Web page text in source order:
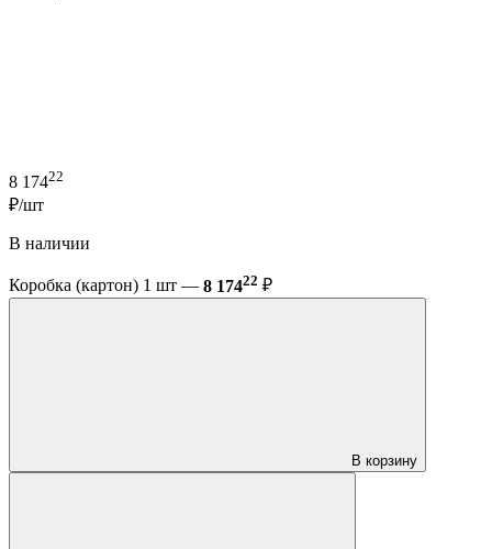
8 17422
₽/шт
В наличии
Коробка (картон) 1 шт — 8 17422 ₽
В корзину